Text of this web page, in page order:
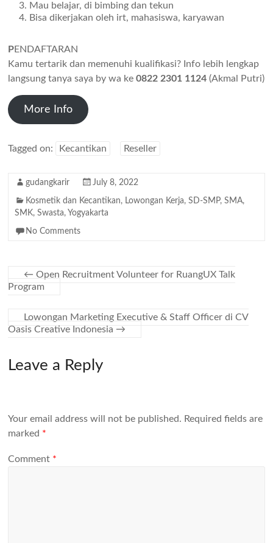
Mau belajar, di bimbing dan tekun
Bisa dikerjakan oleh irt, mahasiswa, karyawan
PENDAFTARAN
Kamu tertarik dan memenuhi kualifikasi? Info lebih lengkap
langsung tanya saya by wa ke0822 2301 1124 (Akmal Putri)
More Info
Tagged on: Kecantikan Reseller
gudangkarir July 8, 2022
Kosmetik dan Kecantikan, Lowongan Kerja,SD-SMP,SMA,
SMK,Swasta, Yogyakarta
No Comments
← Open Recruitment Volunteer for RuangUX Talk
Program
Lowongan Marketing Executive & Staff Officer di CV
Oasis Creative Indonesia →
Leave a Reply
Your email address will not be published. Required fields are
marked *
Comment *